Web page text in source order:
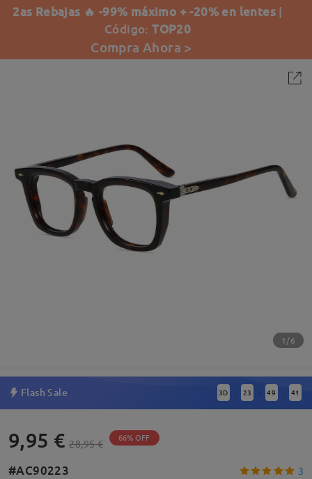
2as Rebajas 🔥 -99% máximo + -20% en lentes |
Código:TOP20
Compra Ahora >
1/6
Flash Sale 3D : 23 : 49 : 41
9,95 € 28,95 € 66% OFF
#AC90223 3